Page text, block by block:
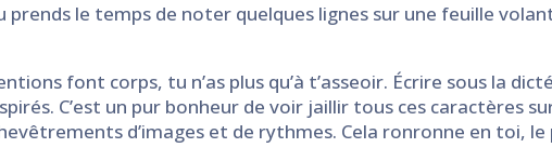
le temps de noter quelques lignes sur une feuille
font corps, tu n’as plus qu’à t’asseoir. Écrire sous la
C’est un pur bonheur de voir jaillir tous ces caractères
d’images et de rythmes. Cela ronronne en toi, le